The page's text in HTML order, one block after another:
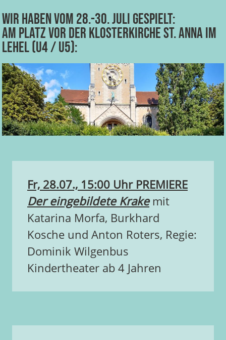
Wir haben vom 28.-30. Juli gespielt:
Am Platz vor der Klosterkirche St. Anna im
Lehel (U4 / U5):
Fr, 28.07., 15:00 Uhr PREMIERE
Der eingebildete Krake mit
Katarina Morfa, Burkhard
Kosche und Anton Roters, Regie:
Dominik Wilgenbus
Kindertheater ab 4 Jahren